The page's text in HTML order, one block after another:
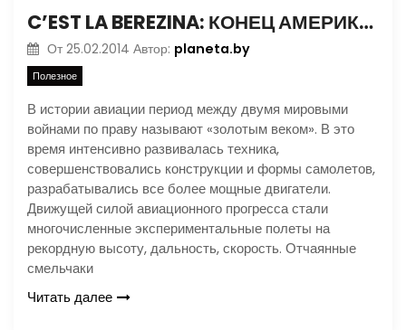
C’EST LA BEREZINA: КОНЕЦ АМЕРИКАНСКОГО АВИАРЕКОРДА
От 25.02.2014 Автор: planeta.by
Полезное
В истории авиации период между двумя мировыми
войнами по праву называют «золотым веком». В это
время интенсивно развивалась техника,
совершенствовались конструкции и формы самолетов,
разрабатывались все более мощные двигатели.
Движущей силой авиационного прогресса стали
многочисленные экспериментальные полеты на
рекордную высоту, дальность, скорость. Отчаянные
смельчаки
Читать далее